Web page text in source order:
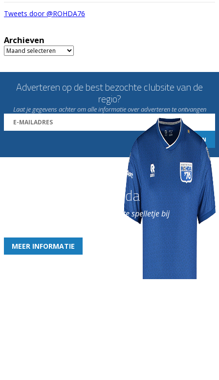
Tweets door @ROHDA76
Archieven
Archieven
Adverteren op de best bezochte clubsite van de
regio?
Laat je gegevens achter om alle informatie over adverteren te ontvangen
Word nu lid van Rohda
en geniet iedere week van het leukste spelletje bij
MEER INFORMATIE